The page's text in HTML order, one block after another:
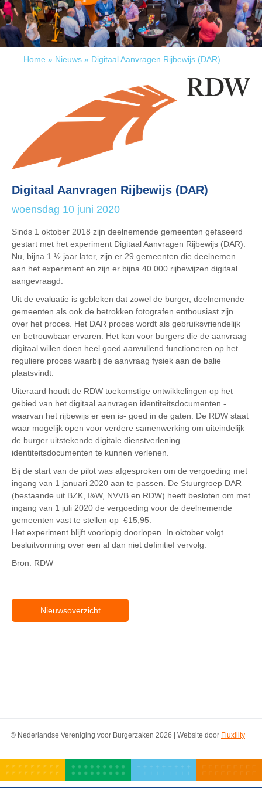
Home » Nieuws » Digitaal Aanvragen Rijbewijs (DAR)
Digitaal Aanvragen Rijbewijs (DAR)
woensdag 10 juni 2020
Sinds 1 oktober 2018 zijn deelnemende gemeenten gefaseerd
gestart met het experiment Digitaal Aanvragen Rijbewijs (DAR).
Nu, bijna 1 ½ jaar later, zijn er 29 gemeenten die deelnemen
aan het experiment en zijn er bijna 40.000 rijbewijzen digitaal
aangevraagd.
Uit de evaluatie is gebleken dat zowel de burger, deelnemende
gemeenten als ook de betrokken fotografen enthousiast zijn
over het proces. Het DAR proces wordt als gebruiksvriendelijk
en betrouwbaar ervaren. Het kan voor burgers die de aanvraag
digitaal willen doen heel goed aanvullend functioneren op het
reguliere proces waarbij de aanvraag fysiek aan de balie
plaatsvindt.
Uiteraard houdt de RDW toekomstige ontwikkelingen op het
gebied van het digitaal aanvragen identiteitsdocumenten -
waarvan het rijbewijs er een is- goed in de gaten. De RDW staat
waar mogelijk open voor verdere samenwerking om uiteindelijk
de burger uitstekende digitale dienstverlening
identiteitsdocumenten te kunnen verlenen.
Bij de start van de pilot was afgesproken om de vergoeding met
ingang van 1 januari 2020 aan te passen. De Stuurgroep DAR
(bestaande uit BZK, I&W, NVVB en RDW) heeft besloten om met
ingang van 1 juli 2020 de vergoeding voor de deelnemende
gemeenten vast te stellen op €15,95.
Het experiment blijft voorlopig doorlopen. In oktober volgt
besluitvorming over een al dan niet definitief vervolg.
Bron: RDW
Nieuwsoverzicht
© Nederlandse Vereniging voor Burgerzaken 2026 | Website door Fluxility